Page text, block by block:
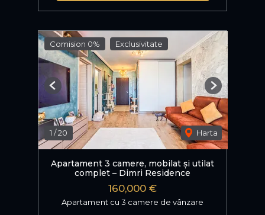
Comision 0% Exclusivitate
1 /20 Harta
Previous Next
Apartament 3 camere, mobilat și utilat
complet – Dimri Residence
160,000 €
Apartament cu 3 camere de vânzare